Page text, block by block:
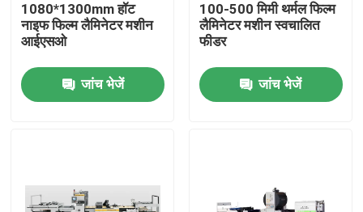
घर
हमारे बारे में
1080*1300mm हॉट
नाइफ फिल्म लैमिनेटर मशीन
आईएसओ
जांच भेजें
100-500 मिमी थर्मल फिल्म
लैमिनेटर मशीन स्वचालित
फीडर
जांच भेजें